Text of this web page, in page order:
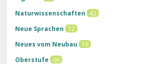
Naturwissenschaften
42
Neue Sprachen 72
Neues vom Neubau
16
Oberstufe
66